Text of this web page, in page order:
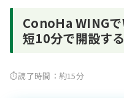
ConoHa WING
短10分で開設す
⏱読了時間：約15分